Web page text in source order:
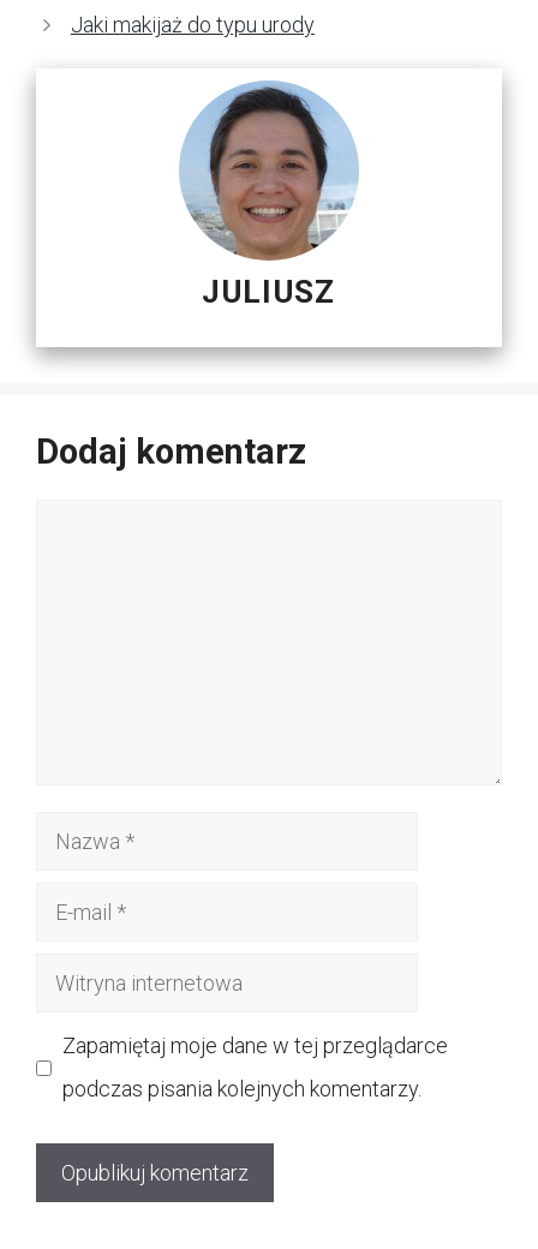
Jaki makijaż do typu urody
JULIUSZ
Dodaj komentarz
Nazwa
Witryna
Zapamiętaj moje dane w tej przeglądarce
podczas pisania kolejnych komentarzy.